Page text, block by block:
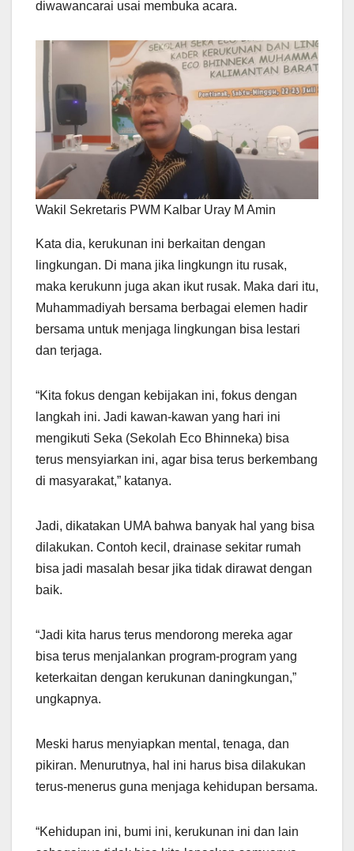
diwawancarai usai membuka acara.
Wakil Sekretaris PWM Kalbar Uray M Amin
Kata dia, kerukunan ini berkaitan dengan
lingkungan. Di mana jika lingkungn itu rusak,
maka kerukunn juga akan ikut rusak. Maka dari itu,
Muhammadiyah bersama berbagai elemen hadir
bersama untuk menjaga lingkungan bisa lestari
dan terjaga.
“Kita fokus dengan kebijakan ini, fokus dengan
langkah ini. Jadi kawan-kawan yang hari ini
mengikuti Seka (Sekolah Eco Bhinneka) bisa
terus mensyiarkan ini, agar bisa terus berkembang
di masyarakat,” katanya.
Jadi, dikatakan UMA bahwa banyak hal yang bisa
dilakukan. Contoh kecil, drainase sekitar rumah
bisa jadi masalah besar jika tidak dirawat dengan
baik.
“Jadi kita harus terus mendorong mereka agar
bisa terus menjalankan program-program yang
keterkaitan dengan kerukunan daningkungan,”
ungkapnya.
Meski harus menyiapkan mental, tenaga, dan
pikiran. Menurutnya, hal ini harus bisa dilakukan
terus-menerus guna menjaga kehidupan bersama.
“Kehidupan ini, bumi ini, kerukunan ini dan lain